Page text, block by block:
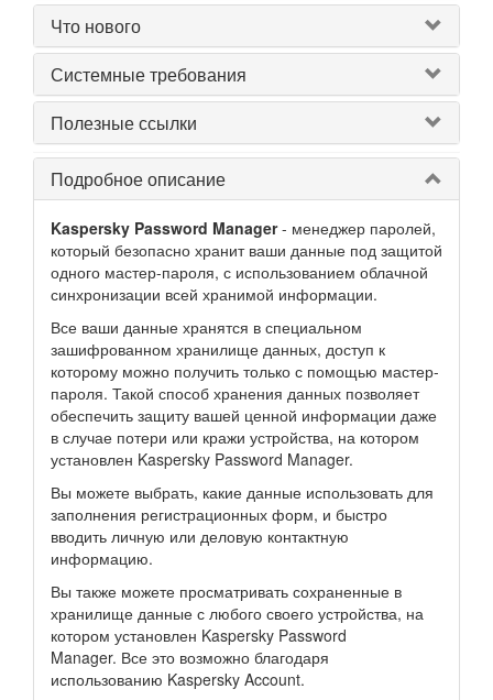
Что нового
Системные требования
Полезные ссылки
Подробное описание
Kaspersky Password Manager- менеджер паролей,
который безопасно хранит ваши данные под защитой
одного мастер-пароля, с использованием облачной
синхронизации всей хранимой информации.
Все ваши данные хранятся в специальном
зашифрованном хранилище данных, доступ к
которому можно получить только с помощью мастер-
пароля. Такой способ хранения данных позволяет
обеспечить защиту вашей ценной информации даже
в случае потери или кражи устройства, на котором
установлен Kaspersky Password Manager.
Вы можете выбрать, какие данные использовать для
заполнения регистрационных форм, и быстро
вводить личную или деловую контактную
информацию.
Вы также можете просматривать сохраненные в
хранилище данные с любого своего устройства, на
котором установлен Kaspersky Password
Manager. Все это возможно благодаря
использованию Kaspersky Account.